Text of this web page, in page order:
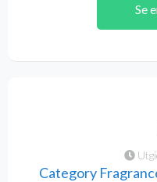
Se
Category